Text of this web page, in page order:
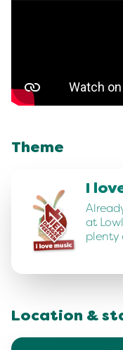
Theme
I
at
plenty
Location &